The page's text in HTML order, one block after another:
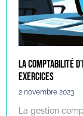
La comptabilité
exercices
2 novembre 2023
La gestion